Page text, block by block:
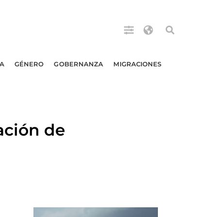
GÉNERO GOBERNANZA MIGRACIONES
de